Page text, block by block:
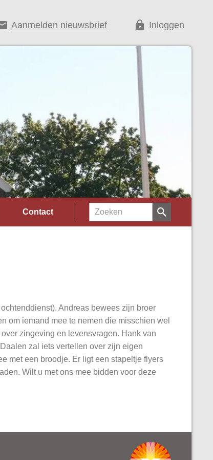
Aanmelden nieuwsbrief lock Inloggen
Contact
Andreas bewees zijn broer
om iemand mee te nemen die misschien wel
zingeving en levensvragen. Hank van
zal iets vertellen over zijn eigen
met een broodje. Er ligt een stapeltje flyers
Wilt u met ons mee bidden voor deze